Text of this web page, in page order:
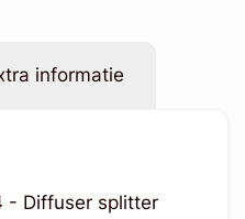
informatie
- Diffuser splitter